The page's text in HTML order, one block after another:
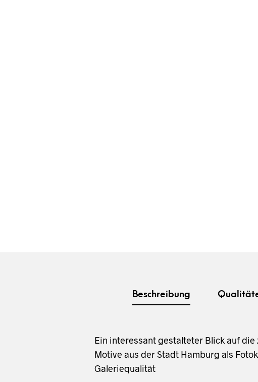
Beschreibung
Ein interessant gestalteter Blick auf
Motive aus der Stadt Hamburg als
Galeriequalität